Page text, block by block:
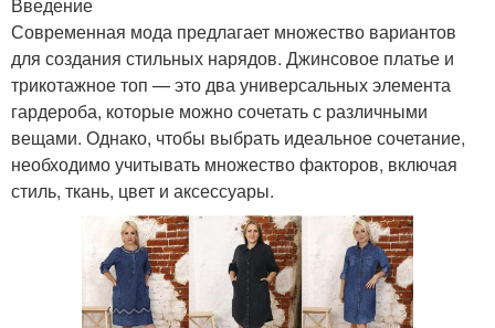
Современная мода предлагает множество вариантов
для создания стильных нарядов. Джинсовое платье и
трикотажное топ — это два универсальных элемента
гардероба, которые можно сочетать с различными
вещами. Однако, чтобы выбрать идеальное сочетание,
необходимо учитывать множество факторов, включая
стиль, ткань, цвет и аксессуары.